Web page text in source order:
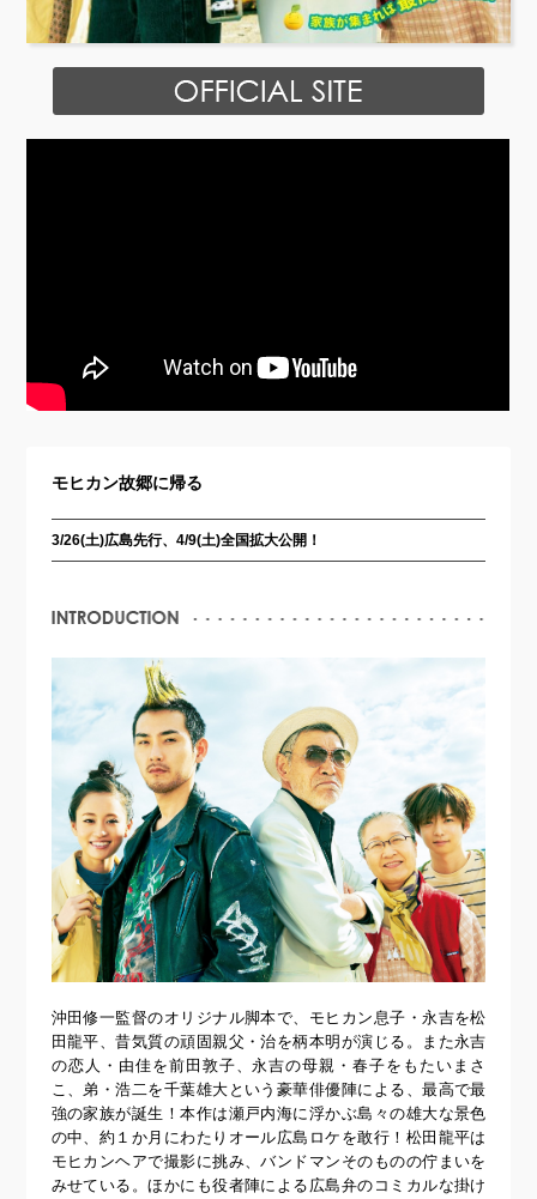
モヒカン故郷に帰る
3/26(土)広島先行、4/9(土)全国拡大公開！
沖田修一監督のオリジナル脚本で、モヒカン息子・永吉を松
田龍平、昔気質の頑固親父・治を柄本明が演じる。また永吉
の恋人・由佳を前田敦子、永吉の母親・春子をもたいまさ
こ、弟・浩二を千葉雄大という豪華俳優陣による、最高で最
強の家族が誕生！本作は瀬戸内海に浮かぶ島々の雄大な景色
の中、約１か月にわたりオール広島ロケを敢行！松田龍平は
モヒカンヘアで撮影に挑み、バンドマンそのものの佇まいを
みせている。ほかにも役者陣による広島弁のコミカルな掛け